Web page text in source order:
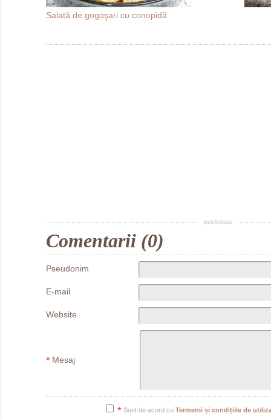
Salată de gogoşari cu conopidă
publicitate
Comentarii (0)
Pseudonim
E-mail
Website
* Mesaj
* Sunt de acord cu Termenii și condițiile de